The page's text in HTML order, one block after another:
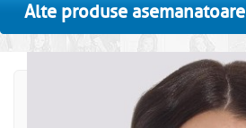
Alte produse asemanatoare